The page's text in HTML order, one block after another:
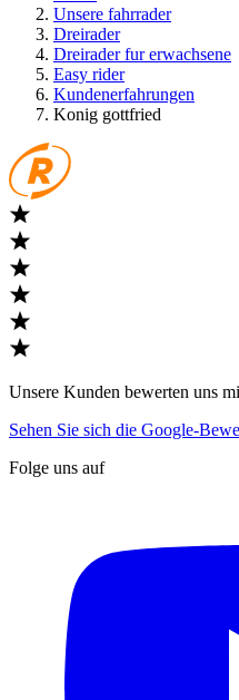
Unsere fahrrader
Dreirader
Dreirader fur erwachsene
Easy rider
Kundenerfahrungen
Konig gottfried
Unsere Kunden bewerten uns
Sehen Sie sich die Google-
Folge uns auf